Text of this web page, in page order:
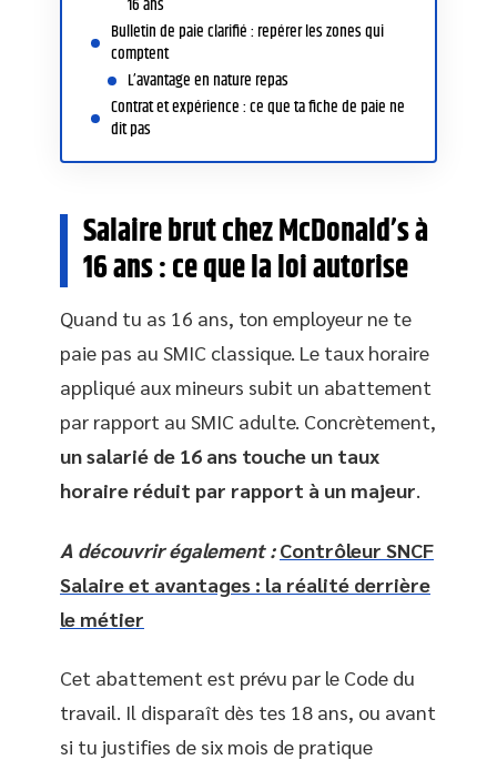
Bulletin de paie clarifié : repérer les zones qui
comptent
L’avantage en nature repas
Contrat et expérience : ce que ta fiche de paie ne
dit pas
Salaire brut chez McDonald’s à
16 ans : ce que la loi autorise
Quand tu as 16 ans, ton employeur ne te
paie pas au SMIC classique. Le taux horaire
appliqué aux mineurs subit un abattement
par rapport au SMIC adulte. Concrètement,
un salarié de 16 ans touche un taux
horaire réduit par rapport à un majeur.
A découvrir également : Contrôleur SNCF
Salaire et avantages : la réalité derrière
le métier
Cet abattement est prévu par le Code du
travail. Il disparaît dès tes 18 ans, ou avant
si tu justifies de six mois de pratique